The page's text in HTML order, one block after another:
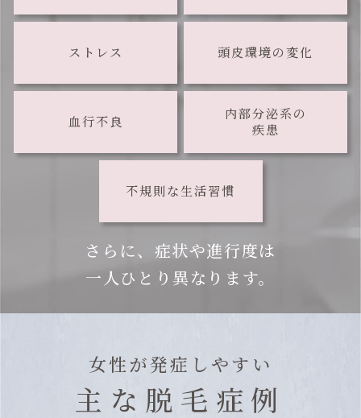
ストレス 頭皮環境の変化
血行不良
内部分泌系の
疾患
不規則な生活習慣
さらに、症状や進行度は
一人ひとり異なります。
女性が発症しやすい
主な脱毛症例